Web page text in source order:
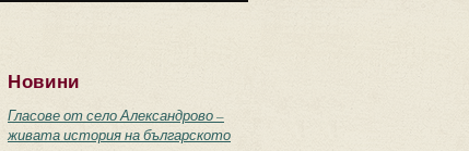
Новини
Гласове от село Александрово –
живата история на българското